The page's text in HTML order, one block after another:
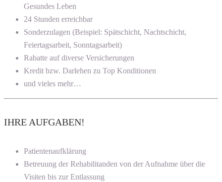
Gesundes Leben
24 Stunden erreichbar
Sonderzulagen (Beispiel: Spätschicht, Nachtschicht,
Feiertagsarbeit, Sonntagsarbeit)
Rabatte auf diverse Versicherungen
Kredit bzw. Darlehen zu Top Konditionen
und vieles mehr…
IHRE AUFGABEN!
Patientenaufklärung
Betreuung der Rehabilitanden von der Aufnahme über die
Visiten bis zur Entlassung